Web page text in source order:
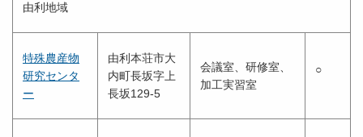
由利地域
特殊農産物
研究センタ
ー
由利本荘市大
内町長坂字上
長坂129-5
会議室、研修室、
加工実習室
○